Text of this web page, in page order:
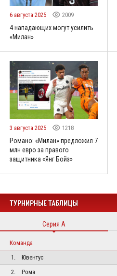
6 августа 2025 2009
4 нападающих могут усилить
«Милан»
3 августа 2025 1218
Романо: «Милан» предложил 7
млн евро за правого
защитника «Янг Бойз»
ТУРНИРНЫЕ ТАБЛИЦЫ
Серия А
Команда
1.
Ювентус
2.
Рома